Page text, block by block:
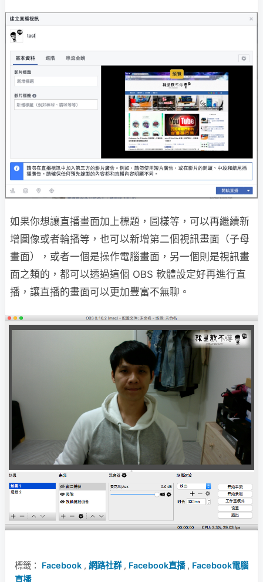
如果你想讓直播畫面加上標題，圖樣等，可以再繼續新
增圖像或者輪播等，也可以新增第二個視訊畫面（子母
畫面），或者一個是操作電腦畫面，另一個則是視訊畫
面之類的，都可以透過這個 OBS 軟體設定好再進行直
播，讓直播的畫面可以更加豐富不無聊。
標籤： Facebook , 網路社群, Facebook直播, Facebook電腦
直播